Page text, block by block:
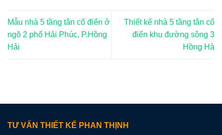
Mẫu nhà 5 tầng tân cổ điển ở
ngõ 2 phố Hải Phúc, P.Hồng
Hải
Thiết kế nhà 5 tầng tân cổ
điển khu đường sông 3
Hồng Hà
TƯ VẤN THIẾT KẾ PHAN THỊNH